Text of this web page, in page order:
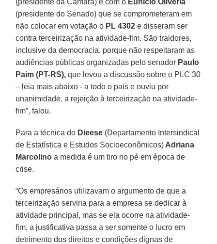
(presidente do Senado) que se comprometeram em
não colocar em votação o PL 4302 e disseram ser
contra terceirização na atividade-fim. São traidores,
inclusive da democracia, porque não respeitaram as
audiências públicas organizadas pelo senador Paulo
Paim (PT-RS), que levou a discussão sobre o PLC 30
– leia mais abaixo - a todo o país e ouviu por
unanimidade, a rejeição à terceirização na atividade-
fim”, falou.
Para a técnica do Dieese (Departamento Intersindical
de Estatística e Estudos Socioeconômicos) Adriana
Marcolino a medida é um tiro no pé em época de
crise.
“Os empresários utilizavam o argumento de que a
terceirização serviria para a empresa se dedicar à
atividade principal, mas se ela ocorre na atividade-
fim, a justificativa passa a ser somente o lucro em
detrimento dos direitos e condições dignas de